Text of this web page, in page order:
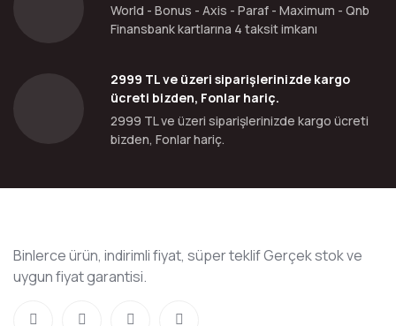
World - Bonus - Axis - Paraf - Maximum - Qnb
Finansbank kartlarına 4 taksit imkanı
2999 TL ve üzeri siparişlerinizde kargo
ücreti bizden, Fonlar hariç.
2999 TL ve üzeri siparişlerinizde kargo ücreti
bizden, Fonlar hariç.
Binlerce ürün, indirimli fiyat, süper teklif Gerçek stok ve
uygun fiyat garantisi.